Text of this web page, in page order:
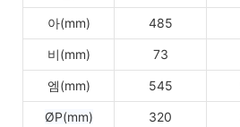
아(mm) 485
비(mm) 73
엠(mm) 545
ØP(mm) 320